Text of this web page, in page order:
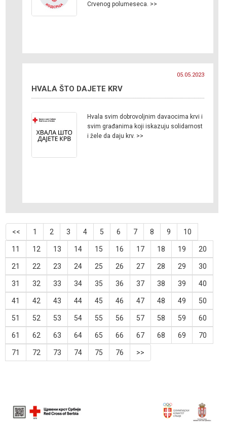
Crvenog polumeseca. >>
05.05.2023
HVALA ŠTO DAJETE KRV
Hvala svim dobrovoljnim davaocima krvi i
svim građanima koji iskazuju solidarnost
i žele da daju krv. >>
<< 1 2 3 4 5 6 7 8 9 10
11 12 13 14 15 16 17 18 19 20
21 22 23 24 25 26 27 28 29 30
31 32 33 34 35 36 37 38 39 40
41 42 43 44 45 46 47 48 49 50
51 52 53 54 55 56 57 58 59 60
61 62 63 64 65 66 67 68 69 70
71 72 73 74 75 76 >>